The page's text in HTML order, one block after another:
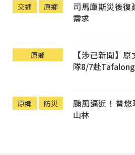
交通 原鄉
司馬庫斯災後復
需求
原鄉
【涉己新聞】
隊8/7赴
原鄉 防災
颱風逼近！普
山林